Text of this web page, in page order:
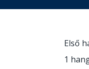
Első
1